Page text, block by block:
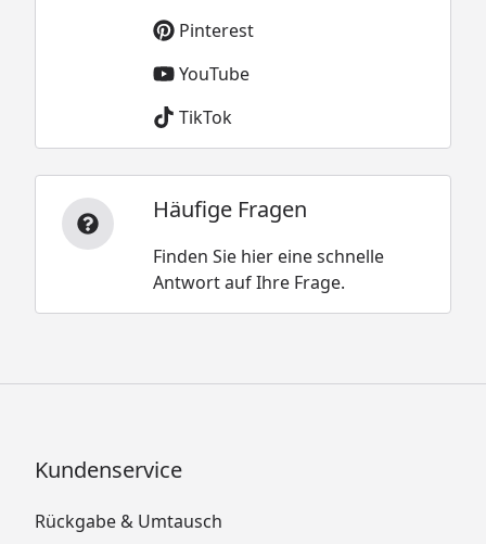
Pinterest
YouTube
TikTok
Häufige Fragen
Finden Sie hier eine schnelle
Antwort auf Ihre Frage.
Kundenservice
Rückgabe & Umtausch